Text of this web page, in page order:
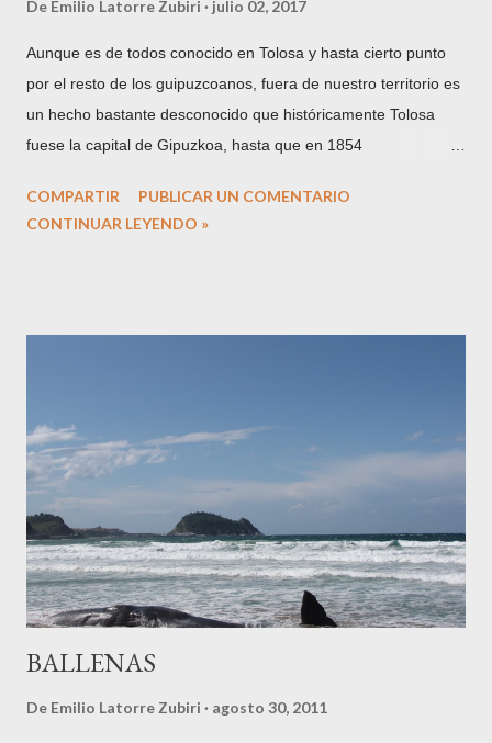
De Emilio Latorre Zubiri julio 02, 2017
Aunque es de todos conocido en Tolosa y hasta cierto punto
por el resto de los guipuzcoanos, fuera de nuestro territorio es
un hecho bastante desconocido que históricamente Tolosa
fuese la capital de Gipuzkoa, hasta que en 1854
San Sebastián. Cuando se dice que Tolosa sólo lo fue por un
descriptivo de los pueblos, valles, partidos, alcaldías y uniones
de Guipúzcoa, con un apéndice de las Cartas pueblas y otros
documentos importantes" , impresa en la Imprenta de Pedro
Gurruchaga en Tolosa en 1862, nos dice lo siguiente: "Esta
circunstancia debió influir igualmente en el ...
COMPARTIR
PUBLICAR UN COMENTARIO
CONTINUAR LEYENDO »
BALLENAS
De Emilio Latorre Zubiri agosto 30, 2011